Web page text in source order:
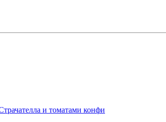
и томатами конфи